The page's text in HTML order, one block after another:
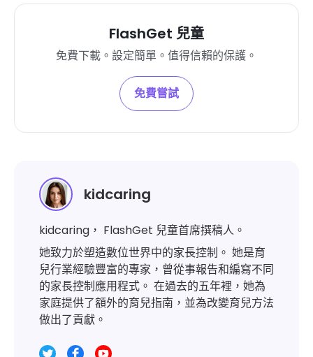
FlashGet 兒童
免費下載。設定簡單。值得信賴的保護。
免費嘗試
kidcaring
kidcaring， FlashGet 兒童首席撰稿人。
她致力於塑造數位世界中的家長控制。 她是育
兒行業經驗豐富的專家，曾從事報告和編寫不同
的家長控制應用程式。 在過去的五年裡，她為
家庭提供了額外的育兒指南，並為改變育兒方法
做出了貢獻。